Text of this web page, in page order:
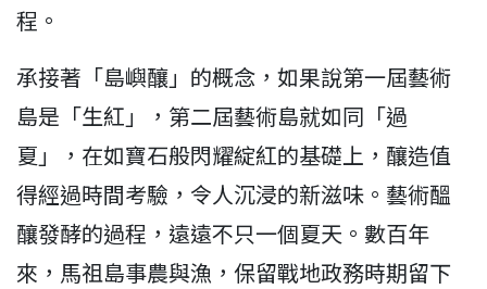
程。
承接著「島嶼釀」的概念，如果說第一屆藝術
島是「生紅」，第二屆藝術島就如同「過
夏」，在如寶石般閃耀綻紅的基礎上，釀造值
得經過時間考驗，令人沉浸的新滋味。藝術醞
釀發酵的過程，遠遠不只一個夏天。數百年
來，馬祖島事農與漁，保留戰地政務時期留下